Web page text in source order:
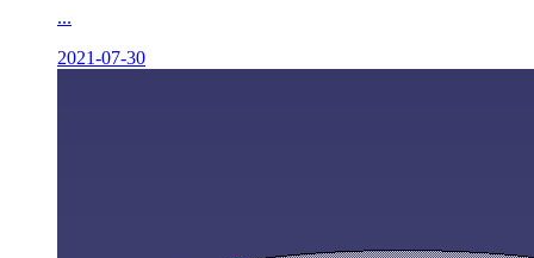
...
2021-07-30